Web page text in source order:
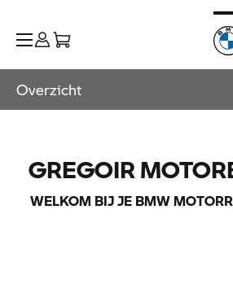
Overzicht
GREGOIR
WELKOM BIJ JE BMW